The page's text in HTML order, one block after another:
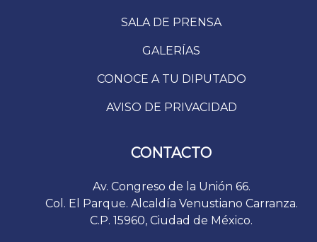
SALA DE PRENSA
GALERÍAS
CONOCE A TU DIPUTADO
AVISO DE PRIVACIDAD
CONTACTO
Av. Congreso de la Unión 66.
Col. El Parque. Alcaldía Venustiano Carranza.
C.P. 15960, Ciudad de México.